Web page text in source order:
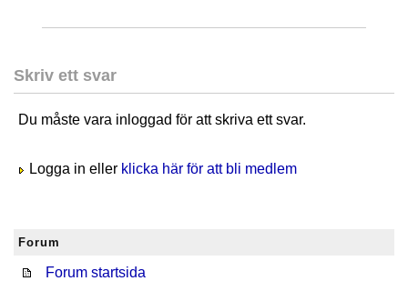
Skriv ett svar
Du måste vara inloggad för att skriva ett svar.
Logga in eller klicka här för att bli medlem
Forum
Forum startsida